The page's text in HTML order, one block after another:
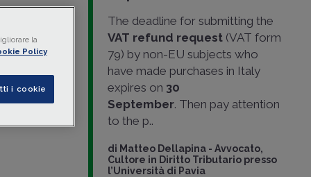
post
The deadline for submitting the
VAT refund request(VAT form
79) by non-EU subjects who
have made purchases in Italy
expires on 30
September. Then pay attention
to the p..
di Matteo Dellapina - Avvocato,
Cultore in Diritto Tributario presso
l’Università di Pavia
la
Policy
i cookie